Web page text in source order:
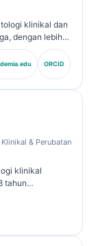
klinikal dan
dengan lebih
makmal dan
Ketua
mengenai
dalam
ORCID
& Perubatan
klinikal
tahun
dan analisis
kepakaran
secara